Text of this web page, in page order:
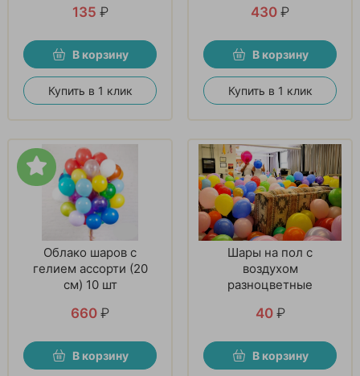
135 ₽
В корзину
Купить в 1 клик
430 ₽
В корзину
Купить в 1 клик
Облако шаров с
гелием ассорти (20
см) 10 шт
660 ₽
В корзину
Шары на пол с
воздухом
разноцветные
40 ₽
В корзину